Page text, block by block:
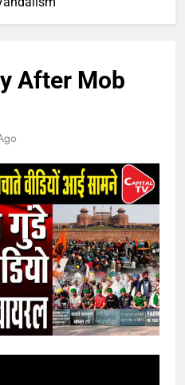
After Mob